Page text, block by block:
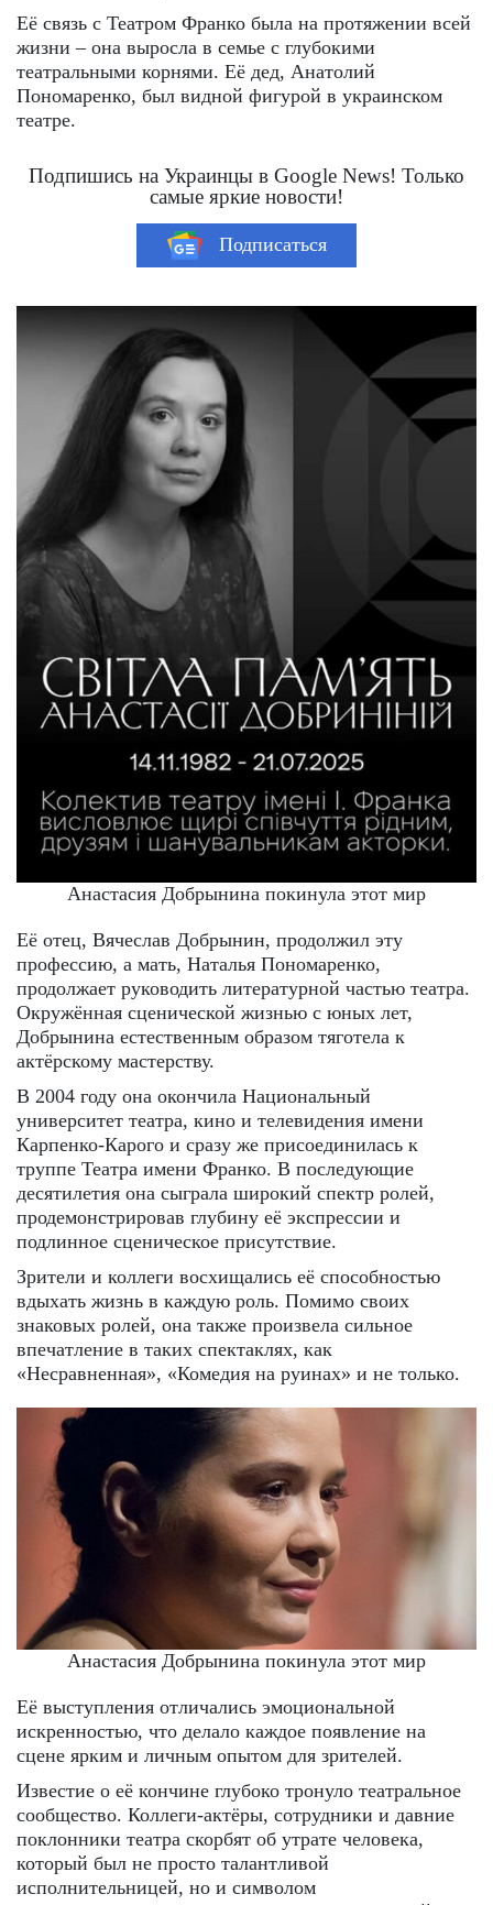
Её связь с Театром Франко была на протяжении всей
жизни – она выросла в семье с глубокими
театральными корнями. Её дед, Анатолий
Пономаренко, был видной фигурой в украинском
театре.
Подпишись на Украинцы в Google News! Только
самые яркие новости!
Подписаться
Анастасия Добрынина покинула этот мир
Её отец, Вячеслав Добрынин, продолжил эту
профессию, а мать, Наталья Пономаренко,
продолжает руководить литературной частью театра.
Окружённая сценической жизнью с юных лет,
Добрынина естественным образом тяготела к
актёрскому мастерству.
В 2004 году она окончила Национальный
университет театра, кино и телевидения имени
Карпенко-Карого и сразу же присоединилась к
труппе Театра имени Франко. В последующие
десятилетия она сыграла широкий спектр ролей,
продемонстрировав глубину её экспрессии и
подлинное сценическое присутствие.
Зрители и коллеги восхищались её способностью
вдыхать жизнь в каждую роль. Помимо своих
знаковых ролей, она также произвела сильное
впечатление в таких спектаклях, как
«Несравненная», «Комедия на руинах» и не только.
Анастасия Добрынина покинула этот мир
Её выступления отличались эмоциональной
искренностью, что делало каждое появление на
сцене ярким и личным опытом для зрителей.
Известие о её кончине глубоко тронуло театральное
сообщество. Коллеги-актёры, сотрудники и давние
поклонники театра скорбят об утрате человека,
который был не просто талантливой
исполнительницей, но и символом